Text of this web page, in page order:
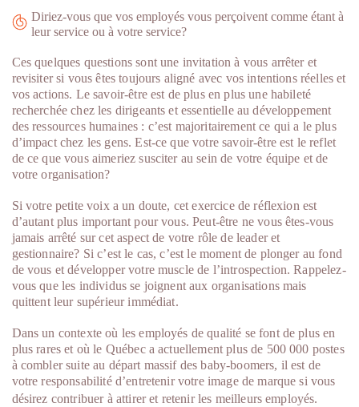
Diriez-vous que vos employés vous perçoivent comme étant à
leur service ou à votre service?
Ces quelques questions sont une invitation à vous arrêter et
revisiter si vous êtes toujours aligné avec vos intentions réelles et
vos actions. Le savoir-être est de plus en plus une habileté
recherchée chez les dirigeants et essentielle au développement
des ressources humaines : c’est majoritairement ce qui a le plus
d’impact chez les gens. Est-ce que votre savoir-être est le reflet
de ce que vous aimeriez susciter au sein de votre équipe et de
votre organisation?
Si votre petite voix a un doute, cet exercice de réflexion est
d’autant plus important pour vous. Peut-être ne vous êtes-vous
jamais arrêté sur cet aspect de votre rôle de leader et
gestionnaire? Si c’est le cas, c’est le moment de plonger au fond
de vous et développer votre muscle de l’introspection. Rappelez-
vous que les individus se joignent aux organisations mais
quittent leur supérieur immédiat.
Dans un contexte où les employés de qualité se font de plus en
plus rares et où le Québec a actuellement plus de 500 000 postes
à combler suite au départ massif des baby-boomers, il est de
votre responsabilité d’entretenir votre image de marque si vous
désirez contribuer à attirer et retenir les meilleurs employés.